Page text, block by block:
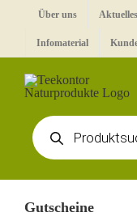
springen
Über uns Aktuelles
Infomaterial
Products
search
Gutscheine